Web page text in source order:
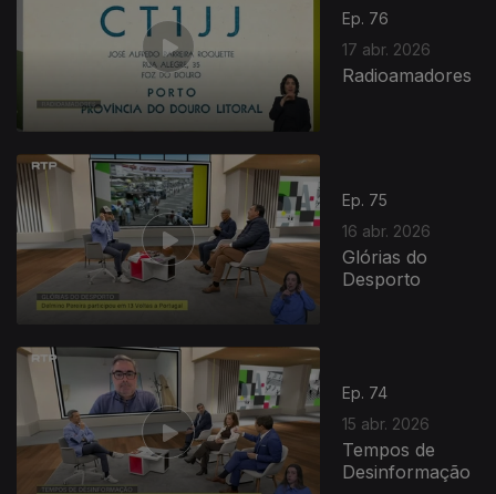
Ep. 76
17 abr. 2026
Radioamadores
Ep. 75
16 abr. 2026
Glórias do
Desporto
Ep. 74
15 abr. 2026
Tempos de
Desinformação